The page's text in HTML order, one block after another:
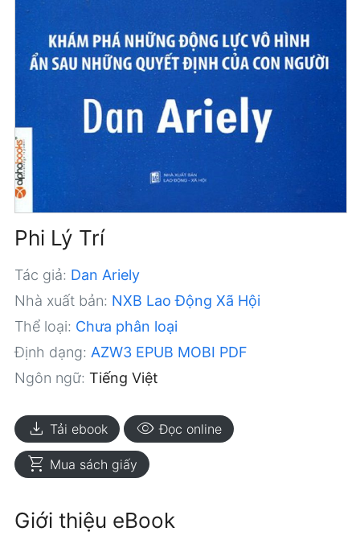
Phi Lý Trí
Tác giả: Dan Ariely
Nhà xuất bản: NXB Lao Động Xã Hội
Thể loại: Chưa phân loại
Định dạng: AZW3 EPUB MOBI PDF
Ngôn ngữ: Tiếng Việt
download Tải ebook visibility Đọc online
shopping_cart Mua sách giấy
Giới thiệu eBook